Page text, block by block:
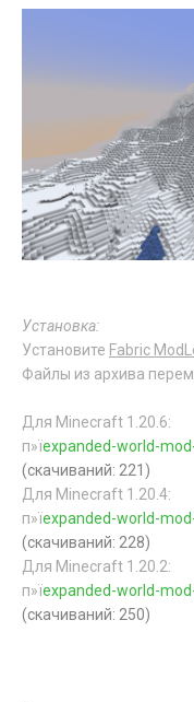
Установка:
Установите Fabric
Файлы из архива
Для Minecraft 1.20.6:
п»їexpanded-world-
(cкачиваний: 221)
Для Minecraft 1.20.4:
п»їexpanded-world-
(cкачиваний: 228)
Для Minecraft 1.20.2:
п»їexpanded-world-
(cкачиваний: 250)